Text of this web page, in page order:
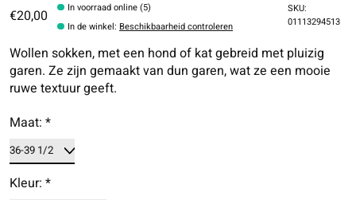
€20,00
In voorraad online (5)
In de winkel:Beschikbaarheid controleren
SKU:
01113294513
Wollen sokken, met een hond of kat gebreid met pluizig
garen. Ze zijn gemaakt van dun garen, wat ze een mooie
ruwe textuur geeft.
Maat: *
Kleur: *